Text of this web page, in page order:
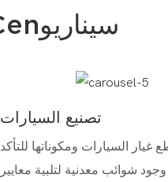
Plicالدعاء Cenسيناريو
تصنيع السيارات
السيارات ومكوناتها للتأكد
شوائب معدنية لتلبية معايير